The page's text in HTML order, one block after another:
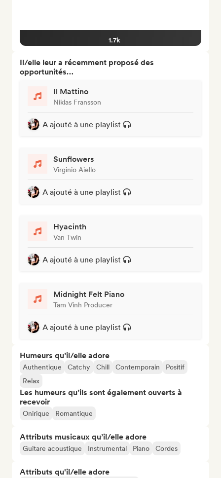
1.7k
Il/elle leur a récemment proposé des
opportunités…
Il Mattino
Niklas Fransson
A ajouté à une playlist
Sunflowers
Virginio Aiello
A ajouté à une playlist
Hyacinth
Van Twin
A ajouté à une playlist
Midnight Felt Piano
Tam Vinh Producer
A ajouté à une playlist
Humeurs qu’il/elle adore
Authentique Catchy Chill Contemporain
Positif
Relax
Les humeurs qu’ils sont également ouverts à
recevoir
Onirique Romantique
Attributs musicaux qu’il/elle adore
Guitare acoustique Instrumental Piano Cordes
Attributs qu'il/elle adore